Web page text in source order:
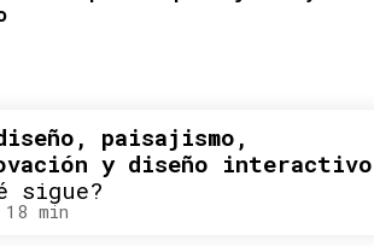
paisajismo,
y diseño interactivo
sigue?
min